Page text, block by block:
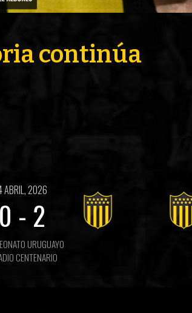
continúa
ABRIL, 2026
0 - 2
URUGUAYO
CENTENARIO